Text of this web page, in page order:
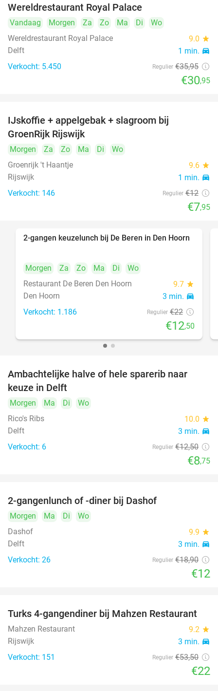
Wereldrestaurant Royal Palace
Vandaag Morgen Za Zo Ma Di
Wo
Wereldrestaurant Royal Palace
9.0 star
Delft 1 min. directions_car
Verkocht: 5.450 Regulier €35,95
€30,95
IJskoffie + appelgebak + slagroom bij
GroenRijk Rijswijk
Morgen Za Zo Ma Di
Wo
Groenrijk 't Haantje
9.6 star
Rijswijk 1 min. directions_car
Verkocht: 146 Regulier €12
€7,95
43%
2-gangen keuzelunch bij De Beren in Den Hoorn
Morgen Za Zo Ma Di
Wo
Restaurant De Beren Den Hoorn
9.7 star
Den Hoorn 3 min. directions_car
Verkocht: 1.186 Regulier €22
€12,50
TODAY
Ambachtelijke halve of hele sparerib naar
keuze in Delft
Morgen Ma Di
Wo
Rico's Ribs
10.0 star
Delft 3 min. directions_car
Verkocht: 6 Regulier €12,50
€8,75
2-gangenlunch of -diner bij Dashof
Morgen Ma Di
Wo
Dashof
9.9 star
Delft 3 min. directions_car
Verkocht: 26 Regulier €18,90
€12
59%
Turks 4-gangendiner bij Mahzen Restaurant
Mahzen Restaurant 9.2 star
Rijswijk 3 min. directions_car
Verkocht: 151 Regulier €53,50
€22